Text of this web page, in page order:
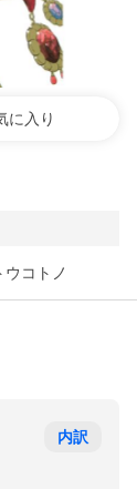
に入り
コトノ
内訳